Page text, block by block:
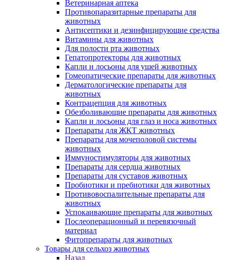
Ветеринарная аптека
Противопаразитарные препараты для
животных
Антисептики и дезинфицирующие средства
Витамины для животных
Для полости рта животных
Гепатопротекторы для животных
Капли и лосьоны для ушей животных
Гомеопатические препараты для животных
Дерматологические препараты для
животных
Контрацепция для животных
Обезболивающие препараты для животных
Капли и лосьоны для глаз и носа животных
Препараты для ЖКТ животных
Препараты для мочеполовой системы
животных
Иммуностимуляторы для животных
Препараты для сердца животных
Препараты для суставов животных
Пробиотики и пребиотики для животных
Противовоспалительные препараты для
животных
Успокаивающие препараты для животных
Послеоперационный и перевязочный
материал
Фитопрепараты для животных
Товары для сельхоз животных
Назад